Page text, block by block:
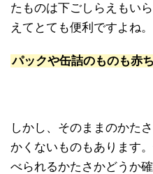
たものは下ごしらえもい
えてとても便利ですよね。
パックや缶詰のものも赤
しかし、そのままのかた
かくないものもあります
べられるかたさかどうか